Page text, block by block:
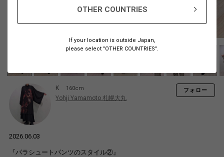
OTHER COUNTRIES
If your location is outside Japan,
please select "OTHER COUNTRIES".
K 160cm
Yohji Yamamoto 札幌大丸
フォロー
2026.06.03
『パラシュートパンツのスタイル②』